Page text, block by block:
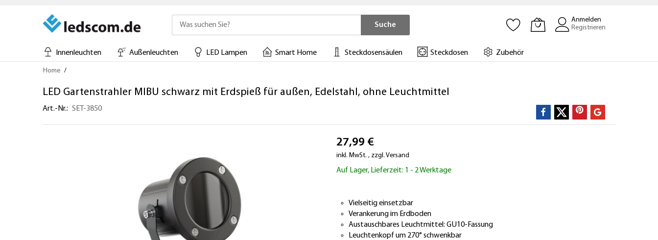
Suche
Anmelden
Registrieren
Innenleuchten Außenleuchten LED Lampen Smart Home Steckdosensäulen Steckdosen
Zubehör
Home
LED Gartenstrahler MIBU schwarz mit Erdspieß für außen, Edelstahl, ohne Leuchtmittel
Art.-Nr. SET-3850
27,99 €
inkl. MwSt. , zzgl. Versand
Auf Lager, Lieferzeit: 1 - 2 Werktage
Vielseitig einsetzbar
Verankerung im Erdboden
Austauschbares Leuchtmittel: GU10-Fassung
Leuchtenkopf um 270° schwenkbar